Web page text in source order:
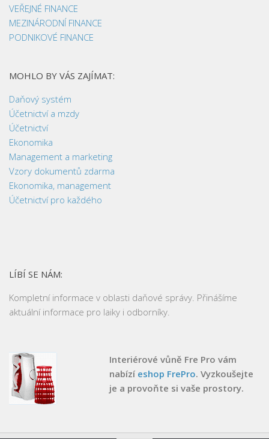
VEŘEJNÉ FINANCE
MEZINÁRODNÍ FINANCE
PODNIKOVÉ FINANCE
MOHLO BY VÁS ZAJÍMAT:
Daňový systém
Účetnictví a mzdy
Účetnictví
Ekonomika
Management a marketing
Vzory dokumentů zdarma
Ekonomika, management
Účetnictví pro každého
LÍBÍ SE NÁM:
Kompletní informace v oblasti daňové správy. Přinášíme
aktuální informace pro laiky i odborníky.
Interiérové vůně Fre Pro vám
nabízí eshop FrePro. Vyzkoušejte
je a provoňte si vaše prostory.